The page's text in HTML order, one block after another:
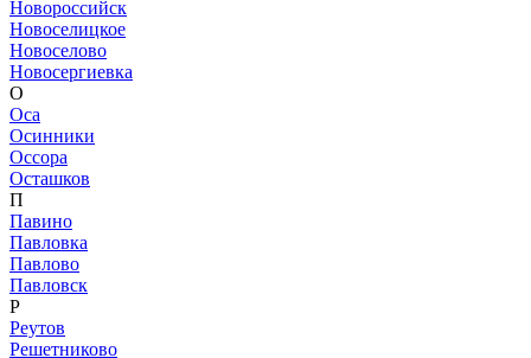
Новороссийск
Новоселицкое
Новоселово
Новосергиевка
О
Оса
Осинники
Оссора
Осташков
П
Павино
Павловка
Павлово
Павловск
Р
Реутов
Решетниково